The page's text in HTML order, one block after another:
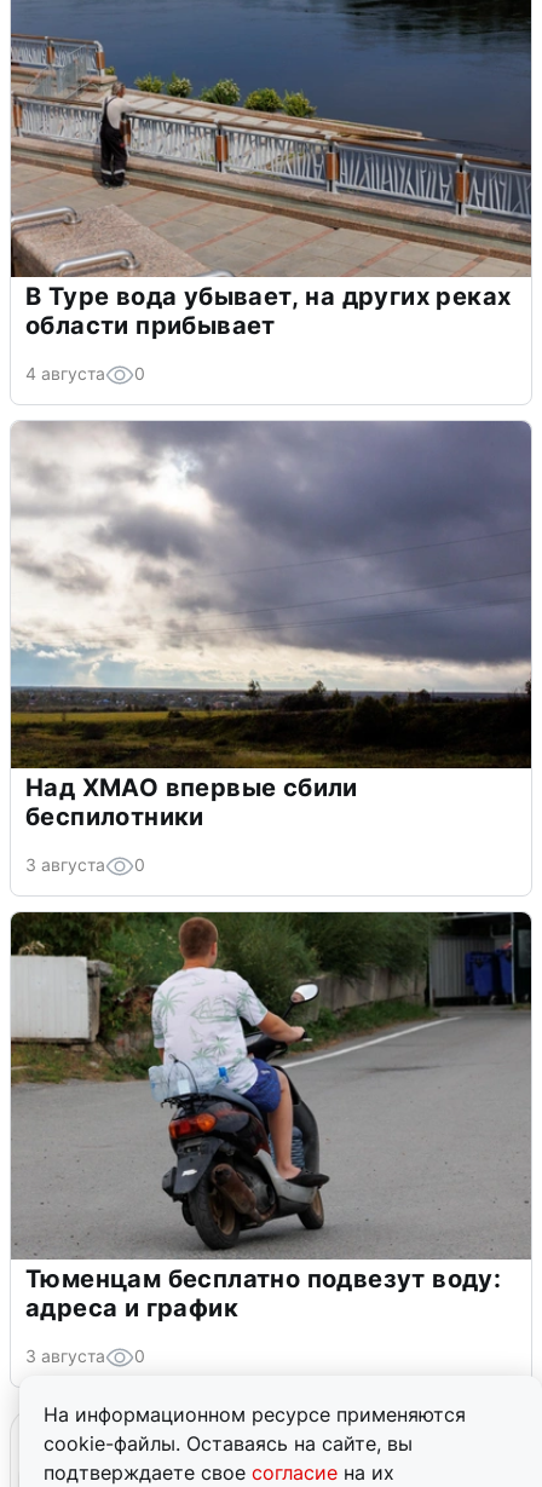
На информационном ресурсе применяются
cookie-файлы. Оставаясь на сайте, вы
подтверждаете свое согласие на их
В Туре вода убывает, на других реках
области прибывает
4 августа 0
Над ХМАО впервые сбили
беспилотники
3 августа 0
Тюменцам бесплатно подвезут воду:
адреса и график
3 августа 0